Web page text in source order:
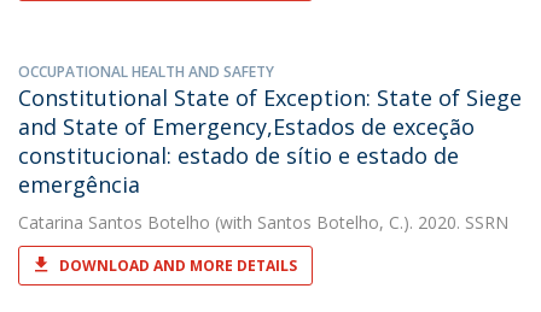
OCCUPATIONAL HEALTH AND SAFETY
Constitutional State of Exception: State of Siege
and State of Emergency,Estados de exceção
constitucional: estado de sítio e estado de
emergência
Catarina Santos Botelho (with Santos Botelho, C.). 2020. SSRN
DOWNLOAD AND MORE DETAILS